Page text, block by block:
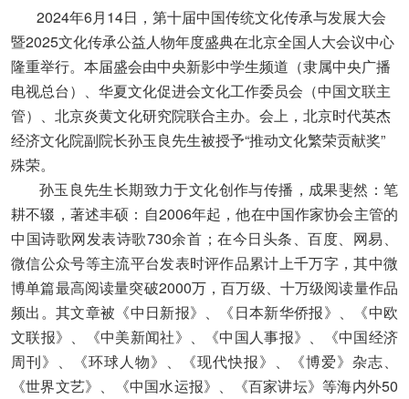
2024年6月14日，第十届中国传统文化传承与发展大会
暨2025文化传承公益人物年度盛典在北京全国人大会议中心
隆重举行。本届盛会由中央新影中学生频道（隶属中央广播
电视总台）、华夏文化促进会文化工作委员会（中国文联主
管）、北京炎黄文化研究院联合主办。会上，北京时代英杰
经济文化院副院长孙玉良先生被授予“推动文化繁荣贡献奖”
殊荣。
孙玉良先生长期致力于文化创作与传播，成果斐然：笔
耕不辍，著述丰硕：自2006年起，他在中国作家协会主管的
中国诗歌网发表诗歌730余首；在今日头条、百度、网易、
微信公众号等主流平台发表时评作品累计上千万字，其中微
博单篇最高阅读量突破2000万，百万级、十万级阅读量作品
频出。其文章被《中日新报》、《日本新华侨报》、《中欧
文联报》、《中美新闻社》、《中国人事报》、《中国经济
周刊》、《环球人物》、《现代快报》、《博爱》杂志、
《世界文艺》、《中国水运报》、《百家讲坛》等海内外50